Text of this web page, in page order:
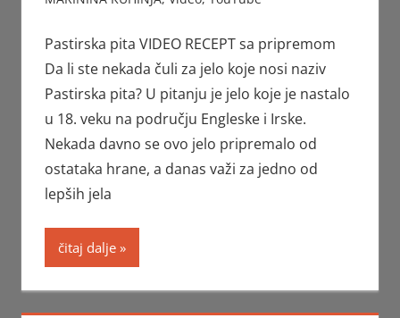
Pastirska pita VIDEO RECEPT sa pripremom
Da li ste nekada čuli za jelo koje nosi naziv
Pastirska pita? U pitanju je jelo koje je nastalo
u 18. veku na području Engleske i Irske.
Nekada davno se ovo jelo pripremalo od
ostataka hrane, a danas važi za jedno od
lepših jela
čitaj dalje